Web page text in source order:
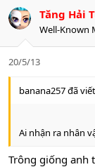
c
t
o
n
Tăng Hải
Well-Known
20/5/13
banana257 đã
Ai nhận ra nhân
Trông giống anh